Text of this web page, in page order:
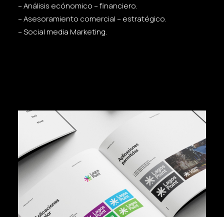
– Análisis ecónomico – financiero.
– Asesoramiento comercial – estratégico.
– Social media Marketing.